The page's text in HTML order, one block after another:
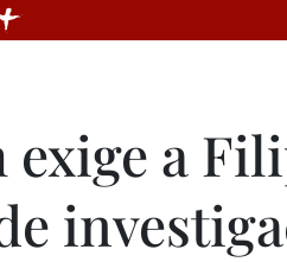
exige a